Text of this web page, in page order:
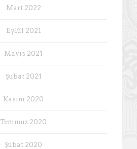
Mart 2022
Eylül 2021
Mayıs 2021
Şubat 2021
Kasım 2020
Temmuz 2020
Şubat 2020